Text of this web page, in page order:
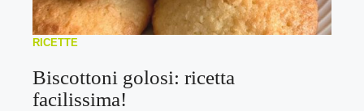
RICETTE
Biscottoni golosi: ricetta
facilissima!